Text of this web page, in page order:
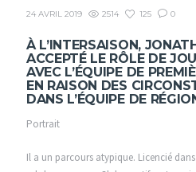
24 AVRIL 2019 2514 125 0
À L’INTERSAISON,
ACCEPTÉ LE RÔLE DE
AVEC L’ÉQUIPE DE
EN RAISON DES
DANS L’ÉQUIPE DE
Portrait
Il a un parcours atypique. Licencié